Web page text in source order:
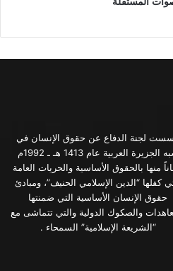
لجنة الدفاع عن حقوق الإنسان في
شبه الجزيرة العربية عام 1413 هـ ـ 1992م
منها بالحقوق الأساسية والحريات العامة
كفلها “الدين الإسلامي الحنيف”، ومبادئ
حقوق الإنسان الأساسية التي ضمنتها
والصكوك الدولية والتي تتماشى مع
“الشريعة الإسلامية” السمحاء .